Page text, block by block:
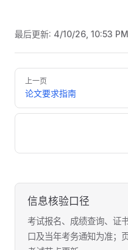
最后更新: 4/10/26, 10:53 PM
Pager
上一页
论文要求指南
信息核验口径
考试报名、成绩查询、证
口及当年考务通知为准；